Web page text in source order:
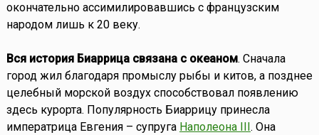
окончательно ассимилировавшись с французским
народом лишь к 20 веку.
Вся история Биаррица связана с океаном. Сначала
город жил благодаря промыслу рыбы и китов, а позднее
целебный морской воздух способствовал появлению
здесь курорта. Популярность Биаррицу принесла
императрица Евгения – супруга Наполеона III . Она